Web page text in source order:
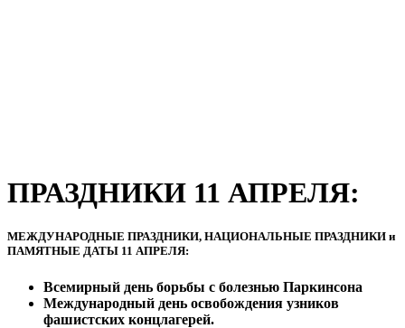
ПРАЗДНИКИ 11 АПРЕЛЯ:
МЕЖДУНАРОДНЫЕ ПРАЗДНИКИ, НАЦИОНАЛЬНЫЕ ПРАЗДНИКИ и
ПАМЯТНЫЕ ДАТЫ 11 АПРЕЛЯ:
Всемирный день борьбы с болезнью Паркинсона
Международный день освобождения узников
фашистских концлагерей.